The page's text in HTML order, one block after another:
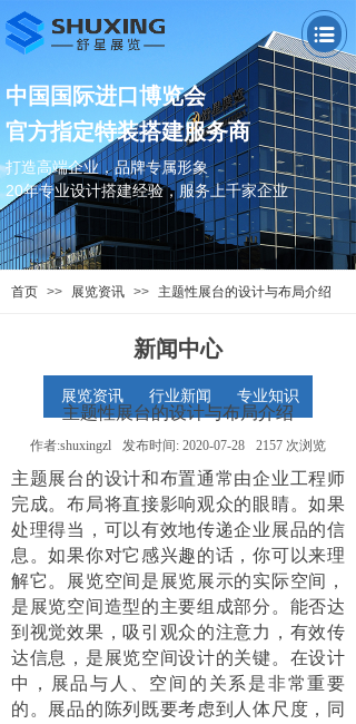
中国国际进口博览会
官方指定特装搭建服务商
打造高端企业，品牌专属形象
20年专业设计搭建经验， 服务上千家企业
首页 >> 展览资讯 >> 主题性展台的设计与布局介绍
新闻中心
展览资讯 行业新闻 专业知识
主题性展台的设计与布局介绍
作者:shuxingzl 发布时间: 2020-07-28 2157 次浏览
主题展台的设计和布置通常由企业工程师
完成。布局将直接影响观众的眼睛。如果
处理得当，可以有效地传递企业展品的信
息。如果你对它感兴趣的话，你可以来理
解它。展览空间是展览展示的实际空间，
是展览空间造型的主要组成部分。能否达
到视觉效果，吸引观众的注意力，有效传
达信息，是展览空间设计的关键。在设计
中，展品与人、空间的关系是非常重要
的。展品的陈列既要考虑到人体尺度，同